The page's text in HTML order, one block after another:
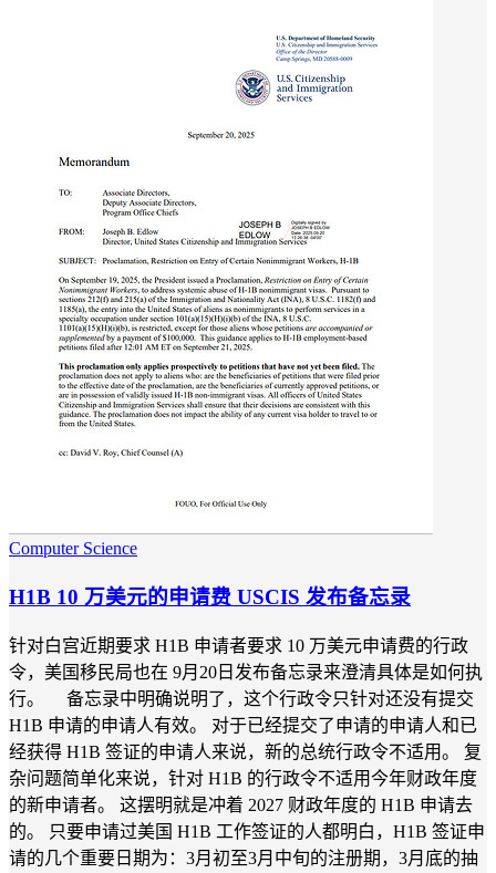
Computer Science
H1B 10 万美元的申请费 USCIS 发布备忘录
针对白宫近期要求 H1B 申请者要求 10 万美元申请费的行政
令，美国移民局也在 9月20日发布备忘录来澄清具体是如何执
行。 备忘录中明确说明了，这个行政令只针对还没有提交
H1B 申请的申请人有效。 对于已经提交了申请的申请人和已
经获得 H1B 签证的申请人来说，新的总统行政令不适用。 复
杂问题简单化来说，针对 H1B 的行政令不适用今年财政年度
的新申请者。 这摆明就是冲着 2027 财政年度的 H1B 申请去
的。 只要申请过美国 H1B 工作签证的人都明白，H1B 签证申
请的几个重要日期为：3月初至3月中旬的注册期，3月底的抽